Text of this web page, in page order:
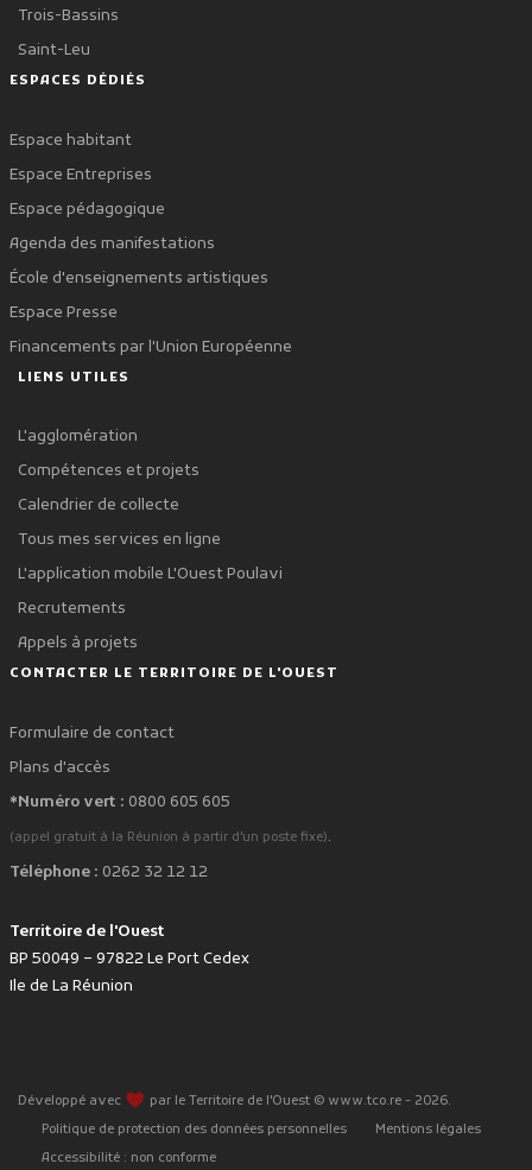
Trois-Bassins
Saint-Leu
ESPACES DÉDIÉS
Espace habitant
Espace Entreprises
Espace pédagogique
Agenda des manifestations
École d'enseignements artistiques
Espace Presse
Financements par l'Union Européenne
LIENS UTILES
L'agglomération
Compétences et projets
Calendrier de collecte
Tous mes services en ligne
L'application mobile L'Ouest Poulavi
Recrutements
Appels à projets
CONTACTER LE TERRITOIRE DE L'OUEST
Formulaire de contact
Plans d'accès
*Numéro vert : 0800 605 605
(appel gratuit à la Réunion à partir d'un poste fixe).
Téléphone : 0262 32 12 12
Territoire de l'Ouest
BP 50049 – 97822 Le Port Cedex
Ile de La Réunion
Développé avec favorite par le Territoire de l'Ouest © www.tco.re - 2026.
Politique de protection des données personnelles
Mentions légales
Accessibilité : non conforme